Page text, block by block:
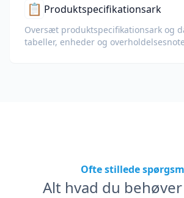
📋 Produktspecifikationsark
Oversæt produktspecifikationsark og
tabeller, enheder og
Ofte stillede
Alt hvad du